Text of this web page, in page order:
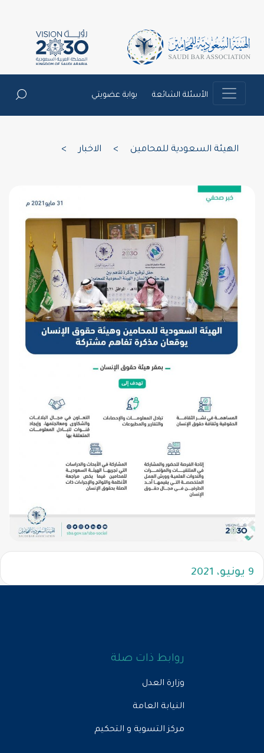
الأسئلة الشائعة بوابة عضويتي
الهيئة السعودية للمحامين الاخبار
روابط ذات صلة
وزارة العدل
النيابة العامة
مركز التسوية و التحكيم